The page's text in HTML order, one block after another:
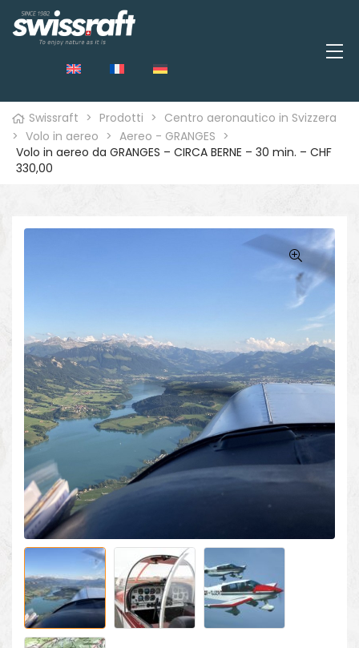
Swissraft > Prodotti > Centro aeronautico in Svizzera
> Volo in aereo > Aereo - GRANGES >
Volo in aereo da GRANGES – CIRCA BERNE – 30 min. – CHF
330,00
🔍